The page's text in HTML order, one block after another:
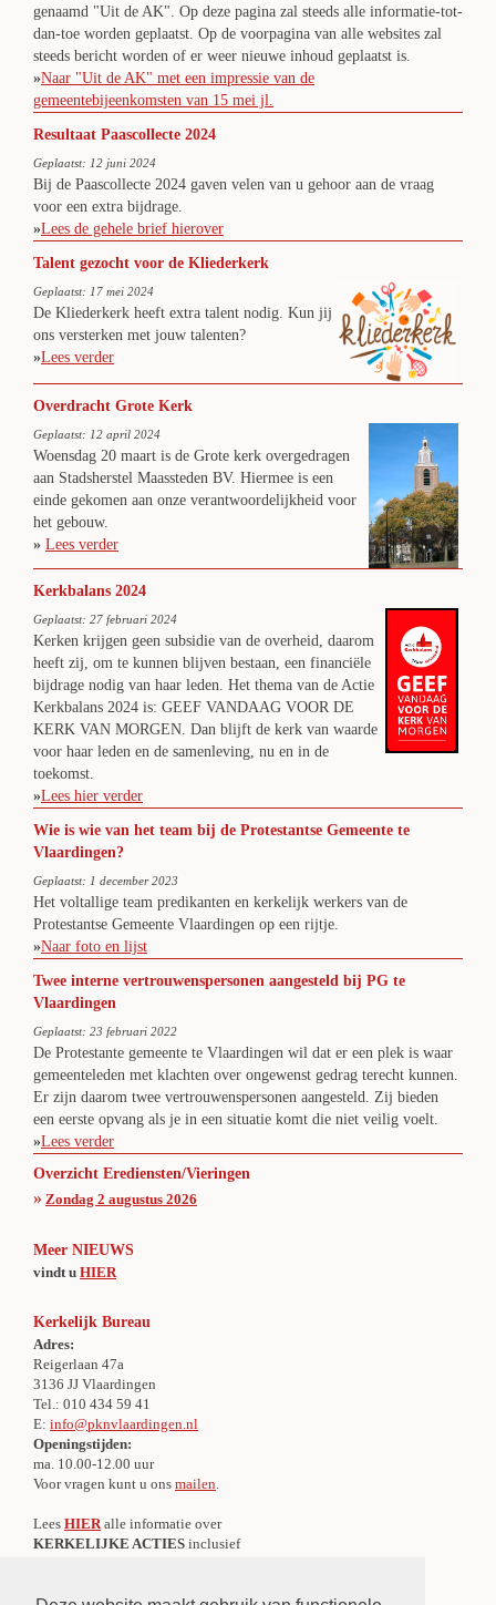
genaamd "Uit de AK". Op deze pagina zal steeds alle informatie-tot-
dan-toe worden geplaatst. Op de voorpagina van alle websites zal
steeds bericht worden of er weer nieuwe inhoud geplaatst is.
»Naar "Uit de AK" met een impressie van de
gemeentebijeenkomsten van 15 mei jl.
Resultaat Paascollecte 2024
Geplaatst: 12 juni 2024
Bij de Paascollecte 2024 gaven velen van u gehoor aan de vraag
voor een extra bijdrage.
»Lees de gehele brief hierover
Talent gezocht voor de Kliederkerk
Geplaatst: 17 mei 2024
De Kliederkerk heeft extra talent nodig. Kun jij
ons versterken met jouw talenten?
»Lees verder
Overdracht Grote Kerk
Geplaatst: 12 april 2024
Woensdag 20 maart is de Grote kerk overgedragen
aan Stadsherstel Maassteden BV. Hiermee is een
einde gekomen aan onze verantwoordelijkheid voor
het gebouw.
» Lees verder
Kerkbalans 2024
Geplaatst: 27 februari 2024
Kerken krijgen geen subsidie van de overheid, daarom
heeft zij, om te kunnen blijven bestaan, een financiële
bijdrage nodig van haar leden. Het thema van de Actie
Kerkbalans 2024 is: GEEF VANDAAG VOOR DE
KERK VAN MORGEN. Dan blijft de kerk van waarde
voor haar leden en de samenleving, nu en in de
toekomst.
»Lees hier verder
Wie is wie van het team bij de Protestantse Gemeente te
Vlaardingen?
Geplaatst: 1 december 2023
Het voltallige team predikanten en kerkelijk werkers van de
Protestantse Gemeente Vlaardingen op een rijtje.
»Naar foto en lijst
Twee interne vertrouwenspersonen aangesteld bij PG te
Vlaardingen
Geplaatst: 23 februari 2022
De Protestante gemeente te Vlaardingen wil dat er een plek is waar
gemeenteleden met klachten over ongewenst gedrag terecht kunnen.
Er zijn daarom twee vertrouwenspersonen aangesteld. Zij bieden
een eerste opvang als je in een situatie komt die niet veilig voelt.
»Lees verder
Overzicht Erediensten/Vieringen
» Zondag 2 augustus 2026
Meer NIEUWS
vindt u HIER
Kerkelijk Bureau
Adres:
Reigerlaan 47a
3136 JJ Vlaardingen
Tel.: 010 434 59 41
E: info@pknvlaardingen.nl
Openingstijden:
ma. 10.00-12.00 uur
Voor vragen kunt u ons mailen.
Lees HIER alle informatie over
KERKELIJKE ACTIES inclusief